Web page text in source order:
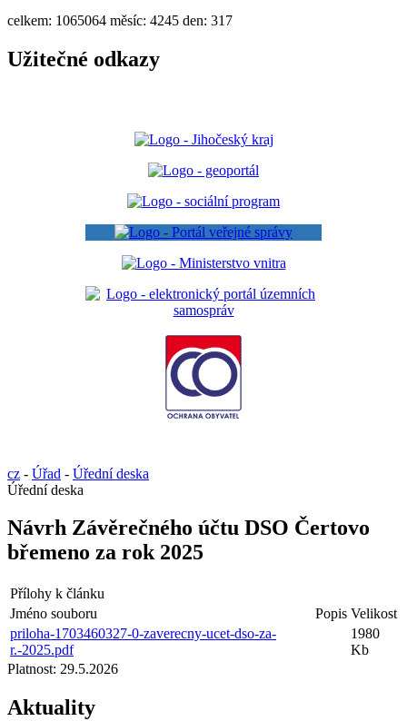
celkem: 1065064 měsíc: 4245 den: 317
Užitečné odkazy
cz - Úřad - Úřední deska
Úřední deska
Návrh Závěrečného účtu DSO Čertovo
břemeno za rok 2025
Přílohy k článku
Jméno souboru
Popis Velikost
priloha-1703460327-0-zaverecny-ucet-dso-za-
r.-2025.pdf
1980
Kb
Platnost: 29.5.2026
Aktuality